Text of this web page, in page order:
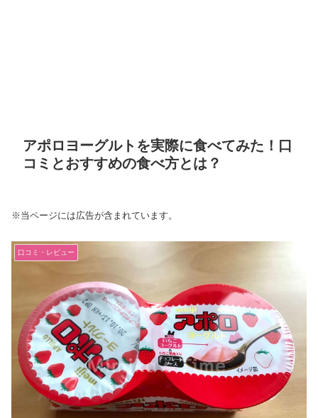
アポロヨーグルトを実際に食べてみた！口
コミとおすすめの食べ方とは？
※当ページには広告が含まれています。
口コミ・レビュー